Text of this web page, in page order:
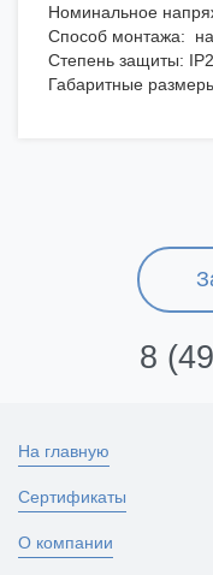
Номинальное
Способ монтажа:
Степень защиты:
Габаритные
8
На главную
Сертификаты
О компании